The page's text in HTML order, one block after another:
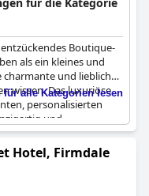
Ambiente, seine skurrile
Charme auszeichnet
Boutique-
als ein kleines und
charmante und liebliche
wissen. Das luxuriöse
personalisierten
und
das intime und
Gesamtcharme
hervorgehoben, was
dieses malerischen
für alle Kategorien lesen
Hotel, Firmdale